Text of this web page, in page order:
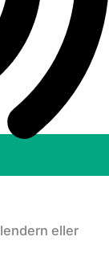
eller